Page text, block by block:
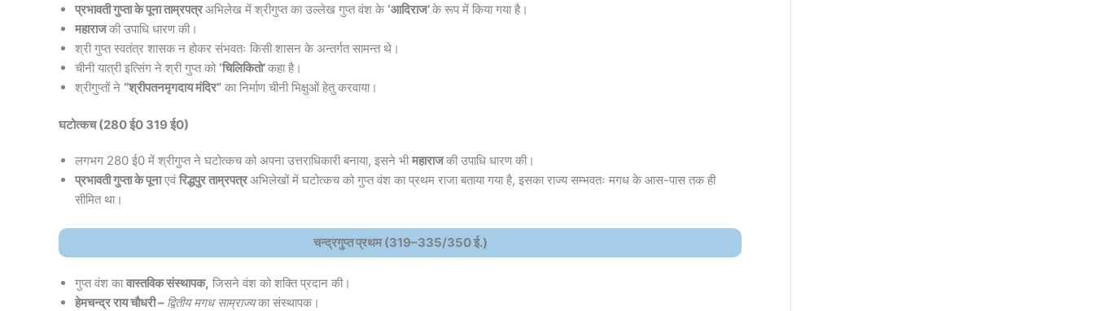
प्रभावती गुप्ता के पूना ताम्रपत्रअभिलेख में श्रीगुप्त का उल्लेख गुप्त वंश के ‘आदिराज’के रूप में किया गया है।
महाराजकी उपाधि धारण की।
श्री गुप्त स्वतंत्र शासक न होकर संभवतः किसी शासन के अन्तर्गत सामन्त थे।
चीनी यात्री इत्सिंग ने श्री गुप्त को ‘चिलिकितो’कहा है।
श्रीगुप्तों ने “श्रीपतनमृगदाय मंदिर” का निर्माण चीनी भिक्षुओं हेतु करवाया।
घटोत्कच (280 ई0 319 ई0)
लगभग 280 ई0 में श्रीगुप्त ने घटोत्कच को अपना उत्तराधिकारी बनाया, इसने भीमहाराजकी उपाधि धारण की।
प्रभावती गुप्ता के पूनाएवंरिद्धपुर ताम्रपत्रअभिलेखों में घटोत्कच को गुप्त वंश का प्रथम राजा बताया गया है, इसका राज्य सम्भवतः मगध के आस-पास तक ही
सीमित था।
चन्द्रगुप्त प्रथम (319–335/350 ई.)
गुप्त वंश कावास्तविक संस्थापक, जिसने वंश को शक्ति प्रदान की।
हेमचन्द्र राय चौधरी – द्वितीय मगध साम्राज्यका संस्थापक।